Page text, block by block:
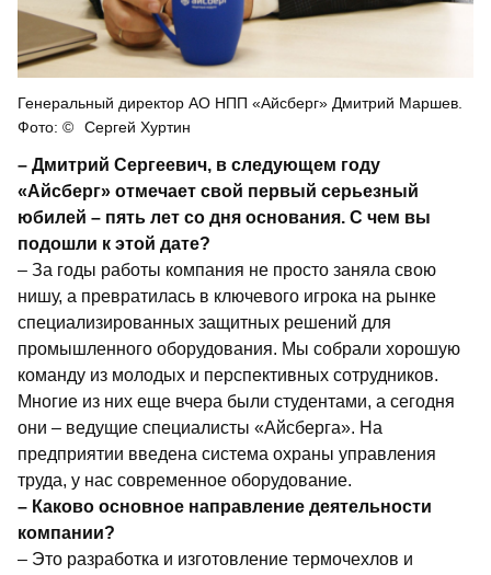
Генеральный директор АО НПП «Айсберг» Дмитрий Маршев.
Сергей Хуртин
– Дмитрий Сергеевич, в следующем году
«Айсберг» отмечает свой первый серьезный
юбилей – пять лет со дня основания. С чем вы
подошли к этой дате?
– За годы работы компания не просто заняла свою
нишу, а превратилась в ключевого игрока на рынке
специализированных защитных решений для
промышленного оборудования. Мы собрали хорошую
команду из молодых и перспективных сотрудников.
Многие из них еще вчера были студентами, а сегодня
они – ведущие специалисты «Айсберга». На
предприятии введена система охраны управления
труда, у нас современное оборудование.
– Каково основное направление деятельности
компании?
– Это разработка и изготовление термочехлов и